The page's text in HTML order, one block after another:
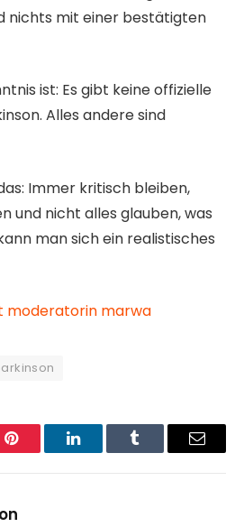
nichts mit einer bestätigten
ist: Es gibt keine offizielle
Alles andere sind
Immer kritisch bleiben,
und nicht alles glauben, was
man sich ein realistisches
moderatorin marwa
Pinterest LinkedInTumblr Email